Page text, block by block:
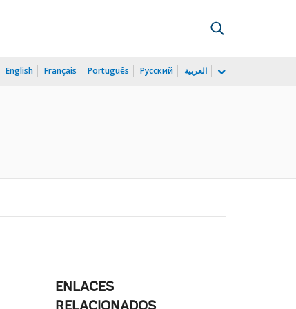
English Français Português Русский العربية
ENLACES